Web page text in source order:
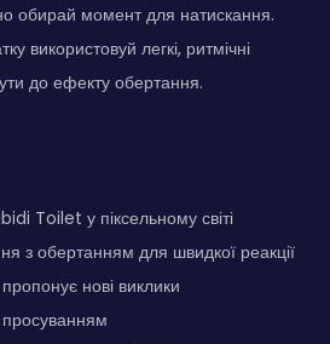
обирай момент для натискання.
використовуй легкі, ритмічні
до ефекту обертання.
Toilet у піксельному світі
з обертанням для швидкої реакції
нові виклики